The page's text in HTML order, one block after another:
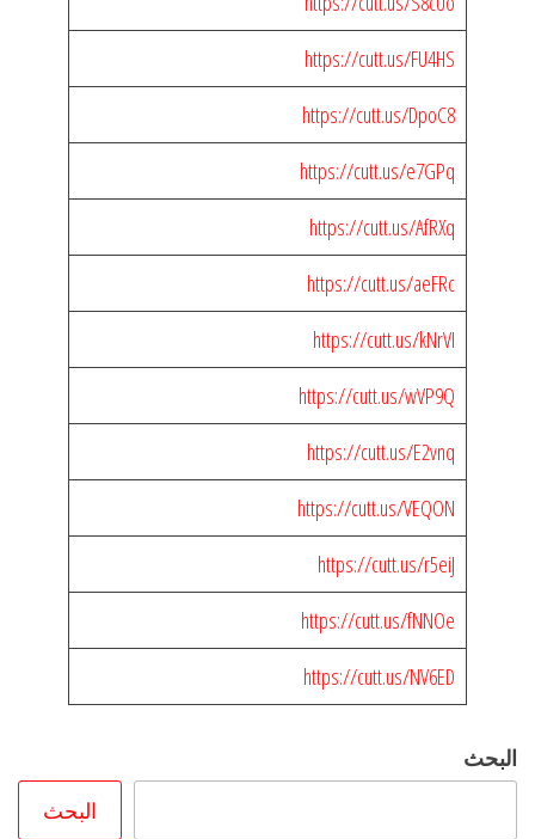
https://cutt.us/FU4HS
https://cutt.us/DpoC8
https://cutt.us/e7GPq
https://cutt.us/AfRXq
https://cutt.us/aeFRc
https://cutt.us/kNrVI
https://cutt.us/wVP9Q
https://cutt.us/E2vnq
https://cutt.us/VEQON
https://cutt.us/r5eiJ
https://cutt.us/fNNOe
https://cutt.us/NV6ED
البحث
البحث